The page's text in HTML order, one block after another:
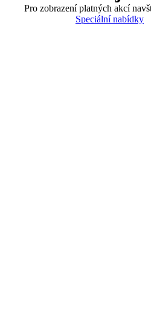
Pro zobrazení platných akcí
Speciální nabídky